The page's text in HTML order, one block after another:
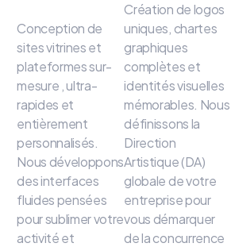
Conception de
sites vitrines et
plateformes sur-
mesure , ultra-
rapides et
entièrement
personnalisés.
Nous développons
des interfaces
fluidespensées
pour sublimer votre
activité et
Création de logos
uniques, chartes
graphiques
complètes et
identités visuelles
mémorables. Nous
définissons la
Direction
Artistique (DA)
globale de votre
entreprisepour
vous démarquer
de la concurrence